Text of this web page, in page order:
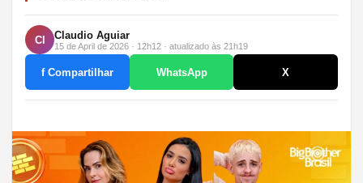
Cl Claudio Aguiar
15 de April de 2026 · 12h12 · atualizado às 21h19
f Compartilhar WhatsApp X